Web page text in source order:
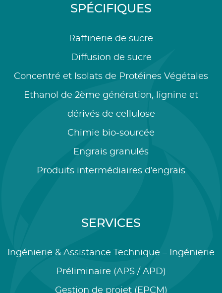
SPÉCIFIQUES
Raffinerie de sucre
Diffusion de sucre
Concentré et Isolats de Protéines Végétales
Ethanol de 2ème génération, lignine et
dérivés de cellulose
Chimie bio-sourcée
Engrais granulés
Produits intermédiaires d’engrais
SERVICES
Ingénierie & Assistance Technique – Ingénierie
Préliminaire (APS / APD)
Gestion de projet (EPCM)